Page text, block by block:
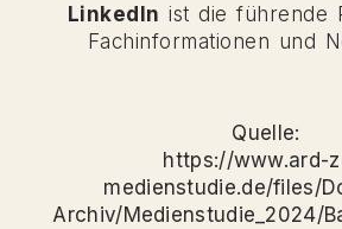
LinkedIn ist die führende
Fachinformationen und
Quelle:
https://www.ard-
medienstudie.de/files/
Archiv/Medienstudie_2024/